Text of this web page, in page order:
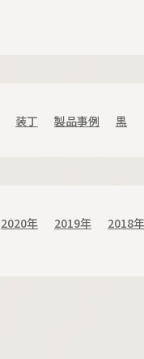
装丁 製品事例 黒
2020年 2019年 2018年